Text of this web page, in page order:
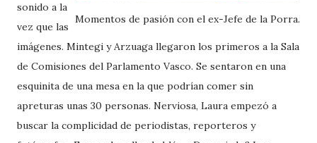
Momentos de pasión con el ex-Jefe de la Porra.
sonido a la
vez que las
imágenes. Mintegi y Arzuaga llegaron los primeros a la Sala
de Comisiones del Parlamento Vasco. Se sentaron en una
esquinita de una mesa en la que podrían comer sin
apreturas unas 30 personas. Nerviosa, Laura empezó a
buscar la complicidad de periodistas, reporteros y